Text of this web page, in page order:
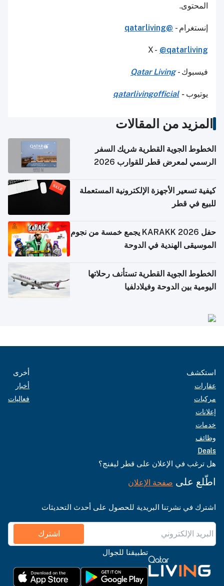
المحتوى.
إنستغرام - @qatarliving
X - @qatarliving
فيسبوك -Qatar Living
يوتيوب-
qatarlivingofficial
المزيد من المقالات
الخطوط الجوية القطرية شريك السفر
الرسمي لمعرض قطر للقوارب 2026
كيفية تسعير الأجهزة الإلكترونية المستعملة
للبيع في قطر
حفل KARAKK 2026 يجمع خمسة من نجوم
الموسيقى الهندية في الدوحة
الخطوط الجوية القطرية تستأنف رحلاتها
اليومية بين الدوحة وفيلادلفيا
استكشف
عقارات
مركبات
إعلانات
خدمات
وظائف
Deals
أخرى
أخبار
فعاليات
هل ترغب في الإعلان على قطر ليفنج؟
اطّلع على صفحة الإعلان
اشترك في نشرتنا البريدية للحصول على أحدث التحديثات
اشترك
تطبيقنا للجوال